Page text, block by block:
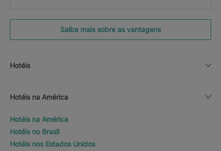
Saiba mais sobre as vantagens
Hotéis
Hotéis na América
Hotéis na América
Hotéis no Brasil
Hotéis nos Estados Unidos